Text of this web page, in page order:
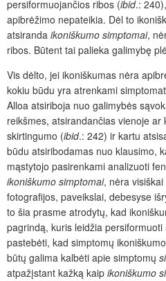
persiformuojančios ribos (ibid.:
apibrėžimo nepateikia. Dėl to
atsiranda ikoniškumo simptomai,
ribos. Būtent tai palieka galimybę
Vis dėlto, jei ikoniškumas nėra
kokiu būdu yra atrenkami
Alloa atsiriboja nuo galimybės
reikšmes, atsirandančias vienoje
skirtingumo (ibid.: 242) ir kartu
būdu atsiribodamas nuo klausimo,
mąstytojo pasirenkami analizuoti
ikoniškumo simptomai, nėra
fotografijos, paveikslai, debesyse
to šia prasme atrodytų, kad
pagrindą, kuris leidžia
pastebėti, kad simptomų
būtų galima kalbėti apie simptomų
atpažįstant kažką kaip ikoniškumo